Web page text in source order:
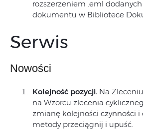
rozszerzeniem .eml
dokumentu w Bibliotece
Serwis
Nowości
Kolejność pozycji. Na
na Wzorcu zlecenia
zmianę kolejności czynności i
metody przeciągnij i upuść.